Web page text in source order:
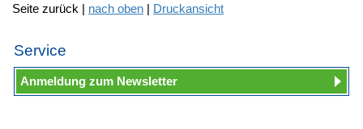
Seite zurück | nach oben | Druckansicht
Service
Anmeldung zum Newsletter